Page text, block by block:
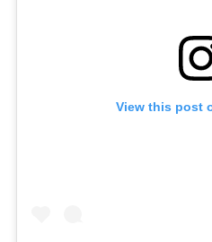
View this post